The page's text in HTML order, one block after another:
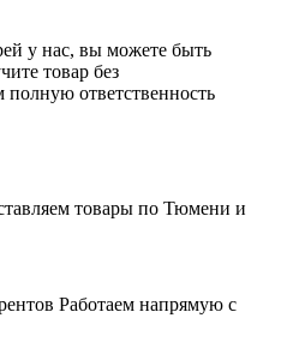
у нас, вы можете быть
товар без
ответственность
товары по Тюмени и
Работаем напрямую с